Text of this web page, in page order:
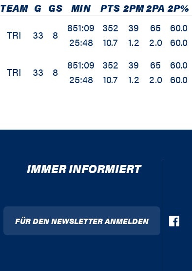
TEAM G GS MIN PTS 2PM2PA 2P%
TRI 33 8
851:09
25:48
352
10.7
39
1.2
65
2.0
60.0
60.0
TRI 33 8
851:09
25:48
352
10.7
39
1.2
65
2.0
60.0
60.0
IMMER INFORMIERT
FÜR DEN NEWSLETTER ANMELDEN